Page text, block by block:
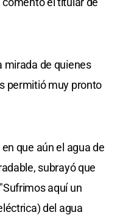
mirada de quienes
permitió muy pronto
que aún el agua de
subrayó que
aquí un
del agua